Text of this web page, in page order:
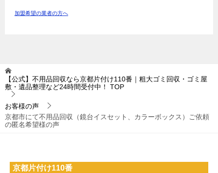
加盟希望の業者の方へ
【公式】不用品回収なら京都片付け110番｜粗大ゴミ回収・ゴミ屋
敷・遺品整理など24時間受付中！
TOP
お客様の声
京都市にて不用品回収（鏡台イスセット、カラーボックス）ご依頼
の匿名希望様の声
京都片付け110番